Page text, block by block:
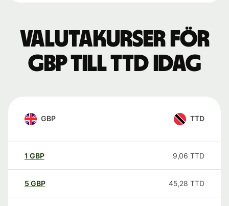
Valutakurser för
GBP till TTD idag
GBP TTD
1 GBP 9,06 TTD
5 GBP 45,28 TTD